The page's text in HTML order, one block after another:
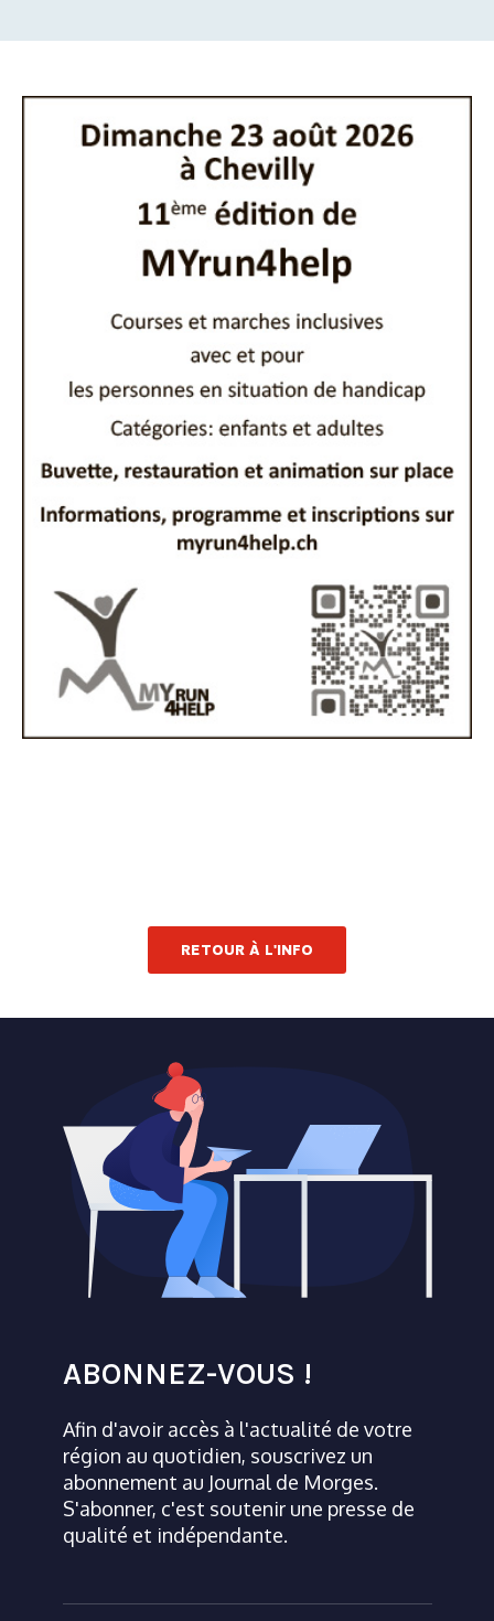
RETOUR À L'INFO
ABONNEZ-VOUS !
Afin d'avoir accès à l'actualité de votre
région au quotidien, souscrivez un
abonnement au Journal de Morges.
S'abonner, c'est soutenir une presse de
qualité et indépendante.